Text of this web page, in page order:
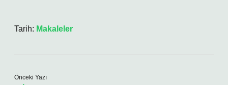
Tarih: Makaleler
Önceki Yazı